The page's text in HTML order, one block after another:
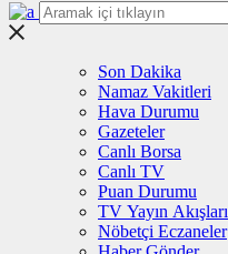
Son Dakika
Namaz Vakitleri
Hava Durumu
Gazeteler
Canlı Borsa
Canlı TV
Puan Durumu
TV Yayın Akışları
Nöbetçi Eczaneler